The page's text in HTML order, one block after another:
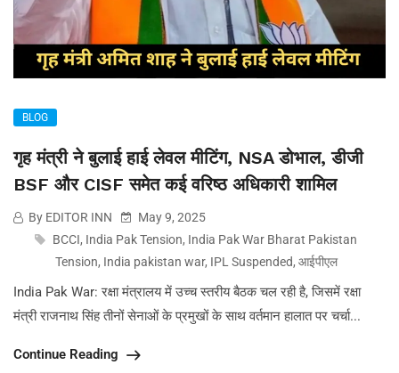
BLOG
गृह मंत्री ने बुलाई हाई लेवल मीटिंग, NSA डोभाल, डीजी
BSF और CISF समेत कई वरिष्ठ अधिकारी शामिल
By EDITOR INN
May 9, 2025
BCCI, India Pak Tension, India Pak War Bharat Pakistan
Tension, India pakistan war, IPL Suspended, आईपीएल
India Pak War: रक्षा मंत्रालय में उच्च स्तरीय बैठक चल रही है, जिसमें रक्षा
मंत्री राजनाथ सिंह तीनों सेनाओं के प्रमुखों के साथ वर्तमान हालात पर चर्चा...
Continue Reading